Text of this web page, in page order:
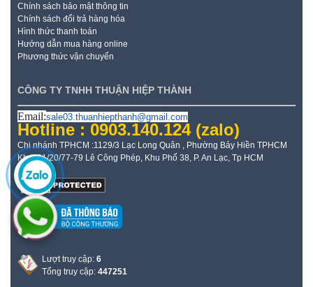
Chính sách bảo mật thông tin
Chính sách đổi trả hàng hóa
Hình thức thanh toán
Hướng dẫn mua hàng online
Phương thức vận chuyển
CÔNG TY TNHH THUẬN HIỆP THÀNH
Email:sale03.thuanhiepthanh@gmail.com
Hotline : 0903.140.124 (zalo)
Chi nhánh TPHCM :1129/3 Lạc Long Quân , Phường Bảy Hiền TPHCM
Kho: 21/20/77-79 Lê Công Phép, Khu Phố 38, P. An Lạc, Tp HCM
Lượt truy cập: 6
Tổng truy cập: 447251